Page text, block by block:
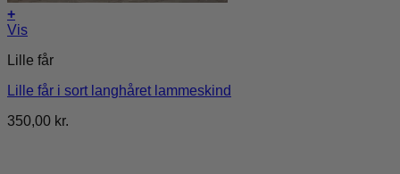
+
Vis
Lille får
Lille får i sort langhåret lammeskind
350,00 kr.